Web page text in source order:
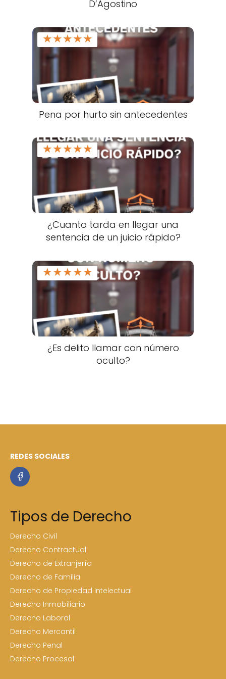
D’Agostino
★★★★★
Pena por hurto sin antecedentes
★★★★★
¿Cuanto tarda en llegar una
sentencia de un juicio rápido?
★★★★★
¿Es delito llamar con número
oculto?
REDES SOCIALES
Tipos de Derecho
Derecho Civil
Derecho Contractual
Derecho de Extranjería
Derecho de Familia
Derecho de Propiedad Intelectual
Derecho Inmobiliario
Derecho Laboral
Derecho Mercantil
Derecho Penal
Derecho Procesal